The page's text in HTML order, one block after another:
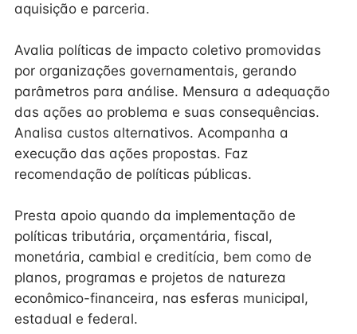
aquisição e parceria.
Avalia políticas de impacto coletivo promovidas
por organizações governamentais, gerando
parâmetros para análise. Mensura a adequação
das ações ao problema e suas consequências.
Analisa custos alternativos. Acompanha a
execução das ações propostas. Faz
recomendação de políticas públicas.
Presta apoio quando da implementação de
políticas tributária, orçamentária, fiscal,
monetária, cambial e creditícia, bem como de
planos, programas e projetos de natureza
econômico-financeira, nas esferas municipal,
estadual e federal.